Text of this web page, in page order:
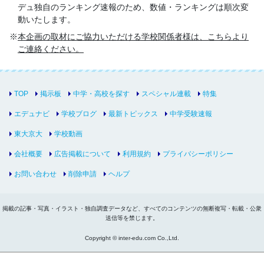
デュ独自のランキング速報のため、数値・ランキングは順次変
動いたします。
本企画の取材にご協力いただける学校関係者様は、こちらより
ご連絡ください。
TOP 掲示板 中学・高校を探す スペシャル連載 特集
エデュナビ 学校ブログ 最新トピックス 中学受験速報
東大京大 学校動画
会社概要 広告掲載について 利用規約 プライバシーポリシー
お問い合わせ 削除申請 ヘルプ
掲載の記事・写真・イラスト・独自調査データなど、すべてのコンテンツの無断複写・転載・公衆
送信等を禁じます。
Copyright © inter-edu.com Co.,Ltd.